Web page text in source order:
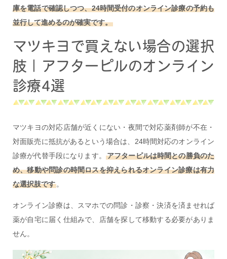
庫を電話で確認しつつ、24時間受付のオンライン診療の予約も
並行して進めるのが確実です。
マツキヨで買えない場合の選択
肢｜アフターピルのオンライン
診療4選
マツキヨの対応店舗が近くにない・夜間で対応薬剤師が不在・
対面販売に抵抗があるという場合は、24時間対応のオンライン
診療が代替手段になります。
アフターピルは時間との勝負のた
め、移動や問診の時間ロスを抑えられるオンライン診療は有力
な選択肢です 。
オンライン診療は、スマホでの問診・診察・決済を済ませれば
薬が自宅に届く仕組みで、店舗を探して移動する必要がありま
せん。